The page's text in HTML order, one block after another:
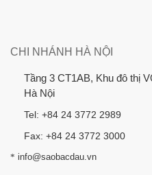
CHI NHÁNH HÀ NỘI
Tầng 3 CT1AB, Khu đô thị
Hà Nội
Tel: +84 24 3772 2989
Fax: +84 24 3772 3000
* info@saobacdau.vn